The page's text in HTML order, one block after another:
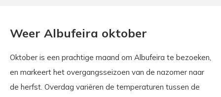
Weer Albufeira oktober
Oktober is een prachtige maand om Albufeira te bezoeken,
en markeert het overgangsseizoen van de nazomer naar
de herfst. Overdag variëren de temperaturen tussen de